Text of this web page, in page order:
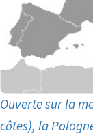
Ouverte sur la
côtes), la